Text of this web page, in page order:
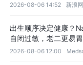
2026-08-06 14:52 新浪网
出生顺序决定健康？
自闭过敏，老二更易
2026-08-06 12:00